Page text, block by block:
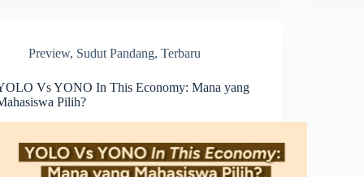
Preview, Sudut Pandang,Terbaru
Vs YONO In This Economy: Mana yang
Pilih?